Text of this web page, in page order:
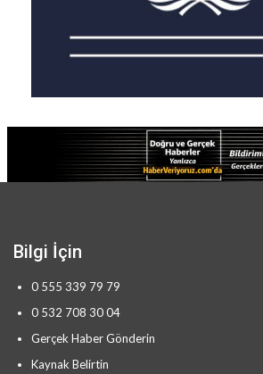
Bilgi İçin
0 555 339 79 79
0 532 708 30 04
Gerçek Haber Gönderin
Kaynak Belirtin